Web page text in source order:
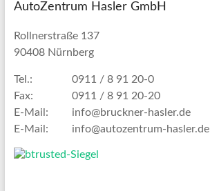
AutoZentrum Hasler GmbH
Rollnerstraße 137
90408 Nürnberg
Tel.:
0911 / 8 91 20-0
Fax:
0911 / 8 91 20-20
E-Mail:
info@bruckner-hasler.de
E-Mail:
info@autozentrum-hasler.de